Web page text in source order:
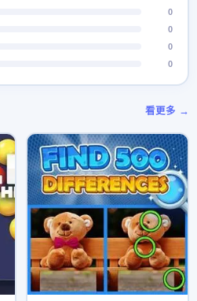
0
0
0
0
看更多 →